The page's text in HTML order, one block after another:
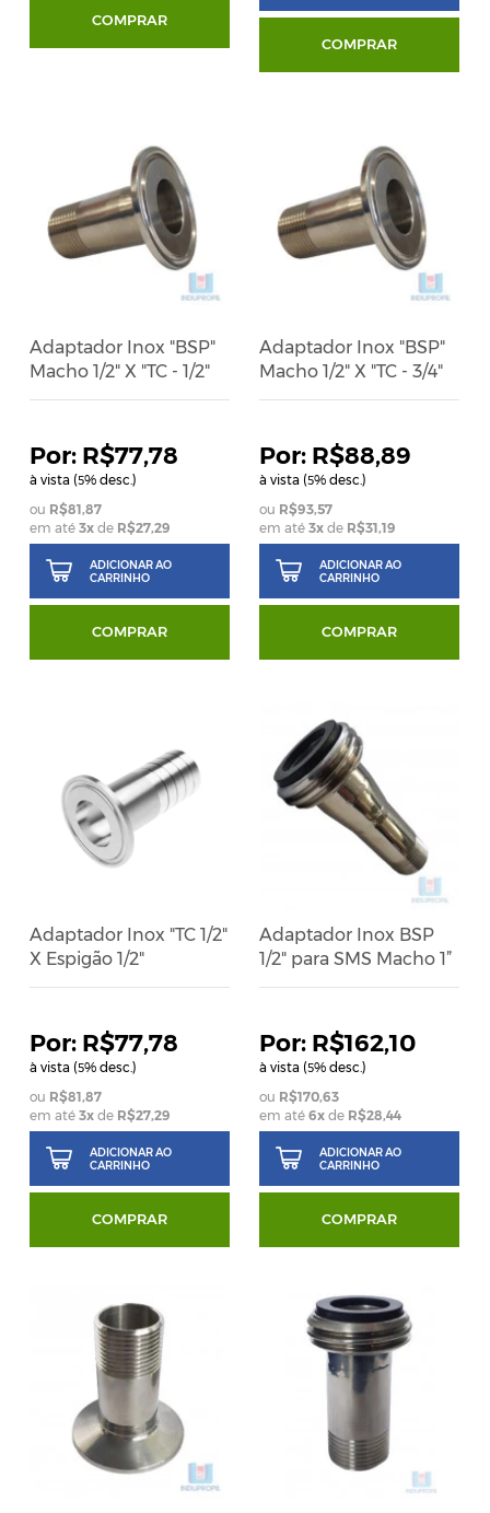
COMPRAR
COMPRAR
Adaptador Inox "BSP"
Macho 1/2" X "TC - 1/2"
R$77,78
à vista (5% desc.)
R$81,87
em até3x de R$27,29
ADICIONAR AO
CARRINHO
COMPRAR
Adaptador Inox "BSP"
Macho 1/2" X "TC - 3/4"
R$88,89
à vista (5% desc.)
R$93,57
em até 3xde R$31,19
ADICIONAR AO
CARRINHO
COMPRAR
Adaptador Inox "TC 1/2"
X Espigão 1/2"
R$77,78
à vista (5% desc.)
R$81,87
em até3x de R$27,29
ADICIONAR AO
CARRINHO
COMPRAR
Adaptador Inox BSP
1/2" para SMS Macho 1”
R$162,10
à vista (5% desc.)
R$170,63
em até 6xde R$28,44
ADICIONAR AO
CARRINHO
COMPRAR